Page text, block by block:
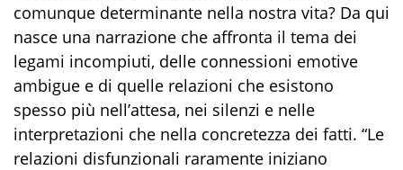
comunque determinante nella nostra vita? Da qui
nasce una narrazione che affronta il tema dei
legami incompiuti, delle connessioni emotive
ambigue e di quelle relazioni che esistono
spesso più nell’attesa, nei silenzi e nelle
interpretazioni che nella concretezza dei fatti. “Le
relazioni disfunzionali raramente iniziano